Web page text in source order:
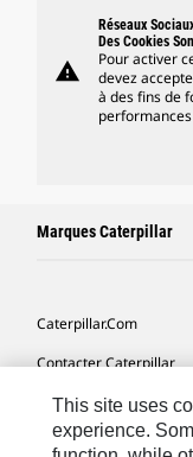
warning
Réseaux
Des Cookies
Pour activer
devez
à des fins de
Marques Caterpillar
Caterpillar.com
Contacter Caterpillar
Mes Préférences
Plan Du Site
This site uses
experience.